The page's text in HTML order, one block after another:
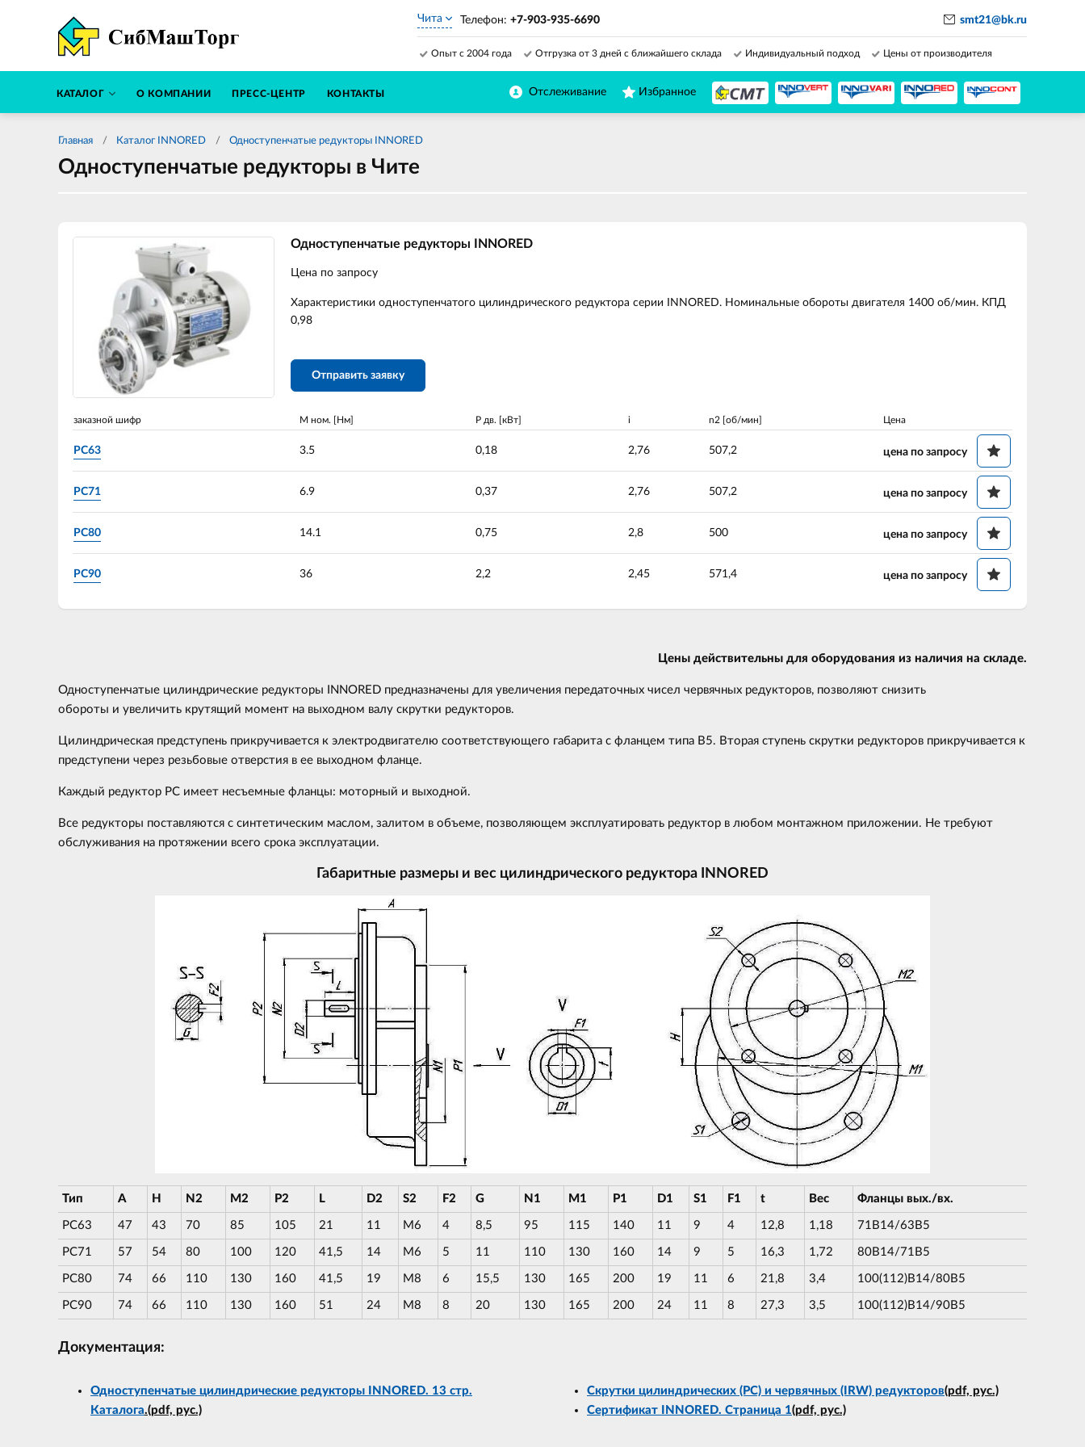
Чита Телефон: +7-903-935-6690
Отслеживание Избранное
Опыт с 2004 года Отгрузка от 3 дней с ближайшего склада Индивидуальный подход Цены от производителя
КАТАЛОГ О КОМПАНИИ ПРЕСС-ЦЕНТР КОНТАКТЫ
smt21@bk.ru
Главная Каталог INNORED Одноступенчатые редукторы INNORED
Одноступенчатые редукторы в Чите
Одноступенчатые редукторы INNORED
Цена по запросу
Характеристики одноступенчатого цилиндрического редуктора серии INNORED. Номинальные обороты двигателя 1400 об/мин. КПД
0,98
Отправить заявку
заказной шифр М ном. [Нм] P дв. [кВт] i n2 [об/мин] Цена
PC63 3.5 0,18 2,76 507,2 цена по запросу
PC71 6.9 0,37 2,76 507,2 цена по запросу
PC80 14.1 0,75 2,8 500 цена по запросу
PC90 36 2,2 2,45 571,4 цена по запросу
Цены действительны для оборудования из наличия на складе.
Одноступенчатые цилиндрические редукторы INNORED предназначены для увеличения передаточных чисел червячных редукторов, позволяют снизить
обороты и увеличить крутящий момент на выходном валу скрутки редукторов.
Цилиндрическая предступень прикручивается к электродвигателю соответствующего габарита с фланцем типа B5. Вторая ступень скрутки редукторов прикручивается к
предступени через резьбовые отверстия в ее выходном фланце.
Каждый редуктор РС имеет несъемные фланцы: моторный и выходной.
Все редукторы поставляются с синтетическим маслом, залитом в объеме, позволяющем эксплуатировать редуктор в любом монтажном приложении. Не требуют
обслуживания на протяжении всего срока эксплуатации.
Габаритные размеры и вес цилиндрического редуктора INNO RED
Тип A H N2 М2 P2 L D2 S2 F2 G N1 M1 P1 D1 S1 F1 t Вес Фланцы вых./вх.
PC63 47 43 70 85 105 21 11 M6 4 8,5 95 115 140 11 9 4 12,8 1,18 71В14/63В5
PC71 57 54 80 100 120 41,5 14 M6 5 11 110 130 160 14 9 5 16,3 1,72 80В14/71В5
PC80 74 66 110 130 160 41,5 19 M8 6 15,5 130 165 200 19 11 6 21,8 3,4 100(112)В14/80В5
PC90 74 66 110 130 160 51 24 M8 8 20 130 165 200 24 11 8 27,3 3,5 100(112)В14/90В5
Документация:
Одноступенчатые цилиндрические редукторы INNORED. 13 стр.
Каталога.(pdf, рус.)
Скрутки цилиндрических (PC) и червячных (IRW) редукторов(pdf, рус.)
Сертификат INNORED. Страница 1(pdf, рус.)